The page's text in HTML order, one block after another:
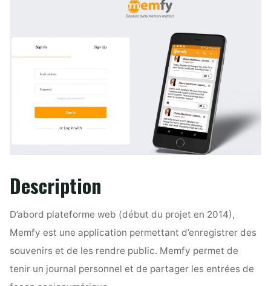
Description
D’abord plateforme web (début du projet en 2014),
Memfy est une application permettant d’enregistrer des
souvenirs et de les rendre public. Memfy permet de
tenir un journal personnel et de partager les entrées de